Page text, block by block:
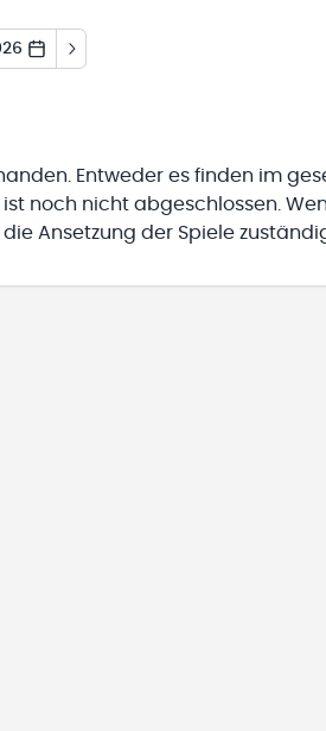
Entweder es finden im
noch nicht abgeschlossen.
Ansetzung der Spiele